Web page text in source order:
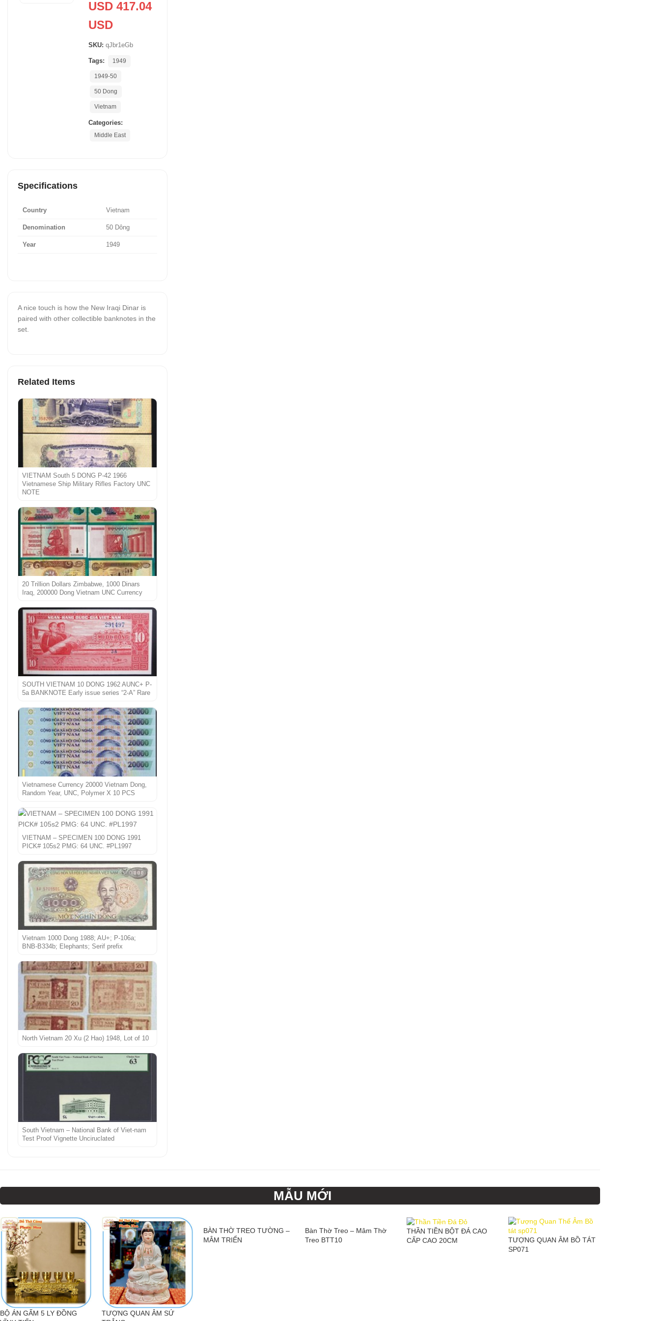
USD 417.04
USD
SKU: qJbr1eGb
Tags: 1949
1949-50
50 Dong
Vietnam
Categories:
Middle East
Specifications
Country Vietnam
Denomination 50 Dông
Year 1949
A nice touch is how the New Iraqi Dinar is
paired with other collectible banknotes in the
set.
Related Items
VIETNAM South 5 DONG P-42 1966
Vietnamese Ship Military Rifles Factory UNC
NOTE
20 Trillion Dollars Zimbabwe, 1000 Dinars
Iraq, 200000 Dong Vietnam UNC Currency
SOUTH VIETNAM 10 DONG 1962 AUNC+ P-
5a BANKNOTE Early issue series “2-A” Rare
Vietnamese Currency 20000 Vietnam Dong,
Random Year, UNC, Polymer X 10 PCS
VIETNAM – SPECIMEN 100 DONG 1991
PICK# 105s2 PMG: 64 UNC. #PL1997
Vietnam 1000 Dong 1988; AU+; P-106a;
BNB-B334b; Elephants; Serif prefix
North Vietnam 20 Xu (2 Hao) 1948, Lot of 10
South Vietnam – National Bank of Viet-nam
Test Proof Vignette Unciruclated
MẪU MỚI
BỘ ÁN GẤM 5 LY ĐỒNG
TƯỢNG QUAN ÂM SỨ
BÀN THỜ TREO TƯỜNG –
MÂM TRIỂN
Bàn Thờ Treo – Mâm Thờ
Treo BTT10
THẦN TIỀN BỘT ĐÁ CAO
CẤP CAO 20CM
TƯỢNG QUAN ÂM BỒ TÁT
SP071